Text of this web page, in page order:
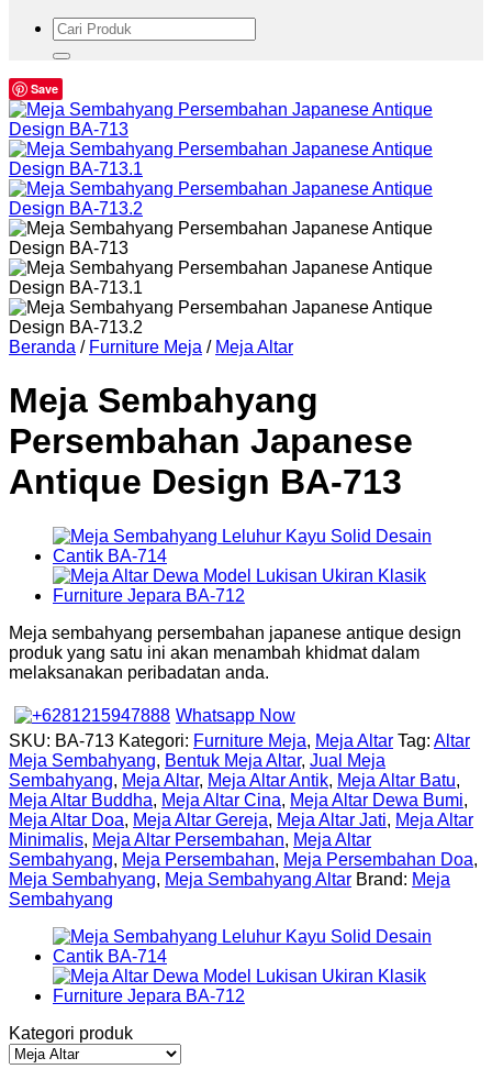
Pencarian
untuk:
Save
Beranda / Furniture Meja / Meja Altar
Meja Sembahyang
Persembahan Japanese
Antique Design BA-713
Meja sembahyang persembahan japanese antique design
produk yang satu ini akan menambah khidmat dalam
melaksanakan peribadatan anda.
Whatsapp Now
SKU: BA-713 Kategori: Furniture Meja, Meja Altar Tag: Altar
Meja Sembahyang, Bentuk Meja Altar, Jual Meja
Sembahyang, Meja Altar, Meja Altar Antik, Meja Altar Batu,
Meja Altar Buddha, Meja Altar Cina, Meja Altar Dewa Bumi,
Meja Altar Doa, Meja Altar Gereja, Meja Altar Jati, Meja Altar
Minimalis, Meja Altar Persembahan, Meja Altar
Sembahyang, Meja Persembahan, Meja Persembahan Doa,
Meja Sembahyang, Meja Sembahyang Altar Brand: Meja
Sembahyang
Kategori produk